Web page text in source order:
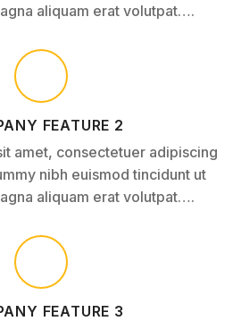
aliquam erat volutpat….
FEATURE 2
amet, consectetuer adipiscing
nibh euismod tincidunt ut
aliquam erat volutpat….
FEATURE 3